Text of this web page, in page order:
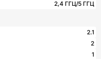
2,4 ГГЦ/5 ГГЦ
2.1
2
1